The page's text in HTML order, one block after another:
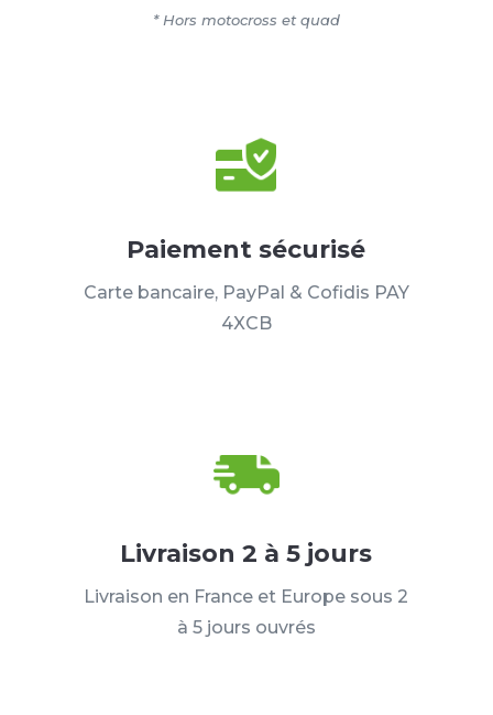
* Hors motocross et quad
Paiement sécurisé
Carte bancaire, PayPal & Cofidis PAY
4XCB
Livraison 2 à 5 jours
Livraison en France et Europe sous 2
à 5 jours ouvrés